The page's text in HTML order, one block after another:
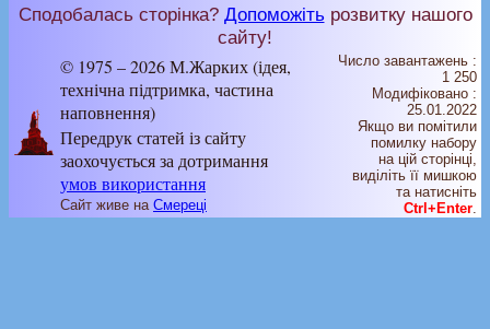
Сподобалась сторінка? Допоможіть розвитку нашого
сайту!
© 1975 – 2026 М.Жарких (ідея,
технічна підтримка, частина
наповнення)
Передрук статей із сайту
заохочується за дотримання
умов використання
Сайт живе на Смереці
Число завантажень :
1 250
Модифіковано :
25.01.2022
Якщо ви помітили
помилку набору
на цiй сторiнцi,
видiлiть її мишкою
та натисніть
Ctrl+Enter.